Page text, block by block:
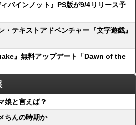
バインノット』PS版が9/4リリース予
テキストアドベンチャー『文字遊戯』
』無料アップデート「Dawn of the
娘と言えば？
ちんの時期か